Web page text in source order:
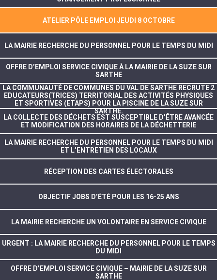
ATELIER PÔLE EMPLOI JEUDI 8 OCTOBRE
LA MAIRIE RECHERCHE DU PERSONNEL POUR LE TEMPS DU MIDI
OFFRE D’EMPLOI SERVICE CIVIQUE À LA MAIRIE DE LA SUZE SUR
SARTHE
LA COMMUNAUTÉ DE COMMUNES DU VAL DE SARTHE RECRUTE 2
EDUCATEURS(TRICES) TERRITORIAL DES ACTIVITÉS PHYSIQUES
ET SPORTIVES (ETAPS) POUR LA PISCINE DE LA SUZE SUR
SARTHE.
LA COLLECTE DES DÉCHETS EST SUSCEPTIBLE D’ÊTRE AVANCÉE
ET MODIFICATION DES HORAIRES DE LA DÉCHETTERIE
LA MAIRIE RECHERCHE DU PERSONNEL POUR LE TEMPS DU MIDI
ET L’ENTRETIEN DES LOCAUX
RÉCEPTION DES CARTES ÉLECTORALES
OBJECTIF JOBS D’ÉTÉ POUR LES 16-25 ANS
LA MAIRIE RECHERCHE UN VOLONTAIRE EN SERVICE CIVIQUE
URGENT : LA MAIRIE RECHERCHE DU PERSONNEL POUR LE TEMPS
DU MIDI
OFFRE D’EMPLOI SERVICE CIVIQUE – MAIRIE DE LA SUZE SUR
SARTHE